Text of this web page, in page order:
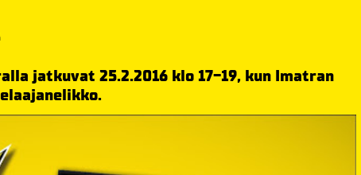
jatkuvat 25.2.2016 klo 17-19, kun Imatran